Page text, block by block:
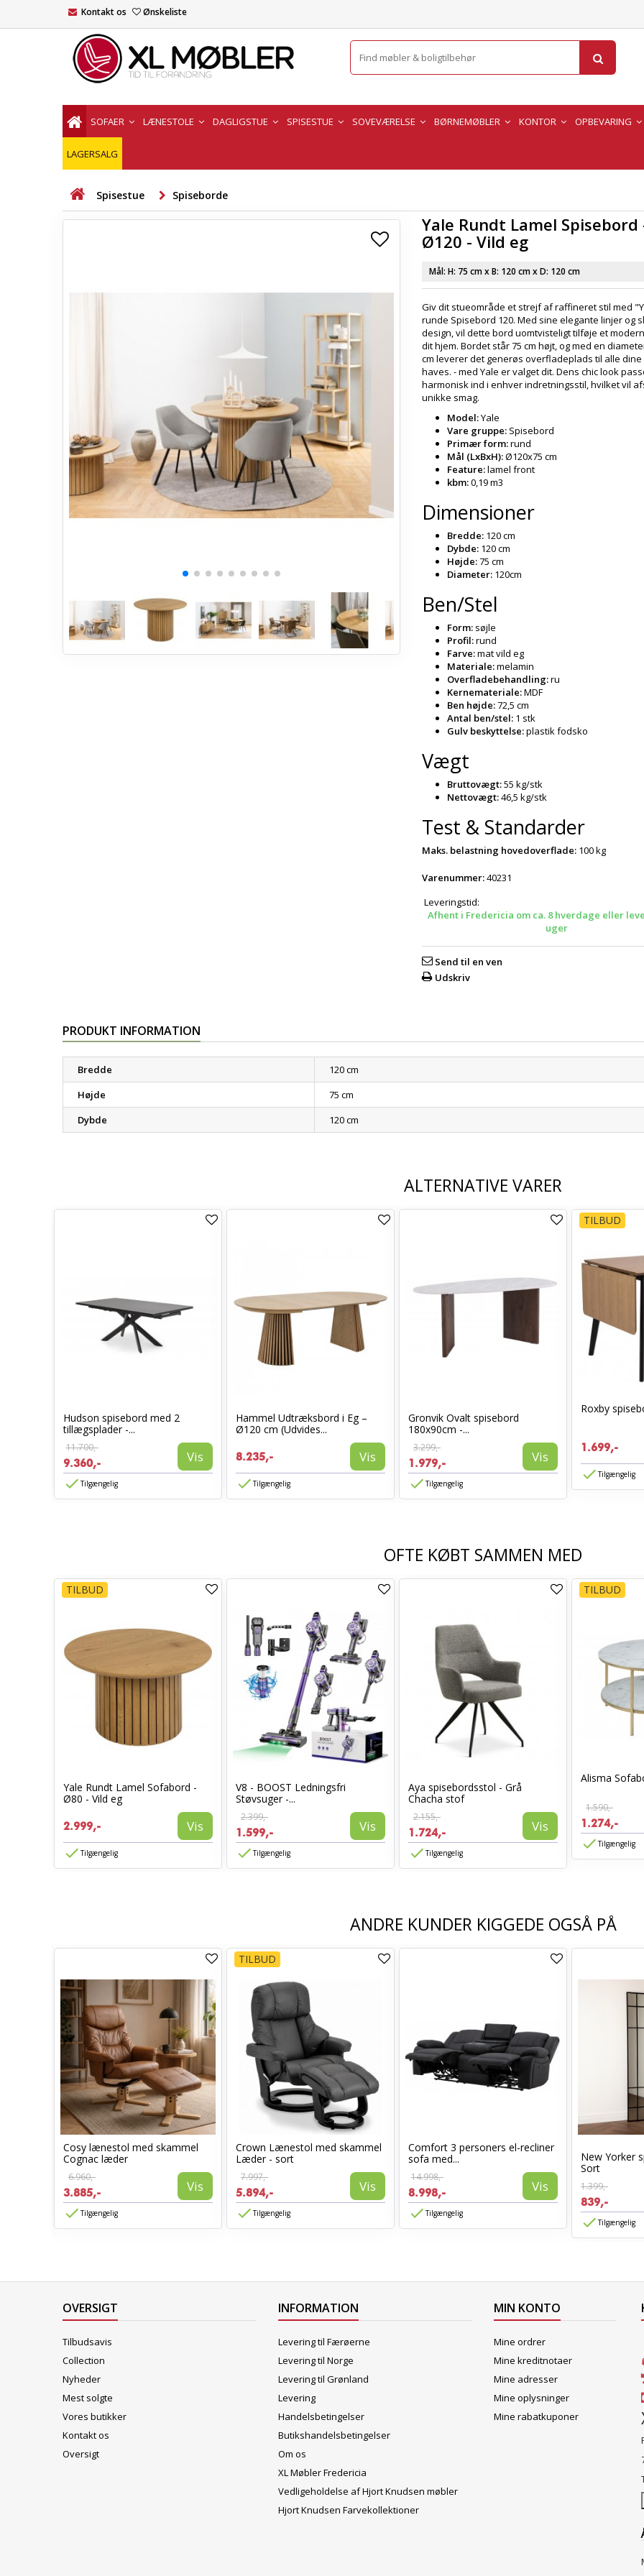
Kontakt os Ønskeliste
SOFAER LÆNESTOLE DAGLIGSTUE SPISESTUE SOVEVÆRELSE BØRNEMØBLER KONTOR OPBEVARING
LAGERSALG
Spisestue Spiseborde
Yale Rundt Lamel Spisebord
Ø120 - Vild eg
Mål: H: 75 cmx B: 120 cmx D: 120 cm
Giv dit stueområde et strejf af raffineret stil med
runde Spisebord 120. Med sine elegante linjer og
design, vil dette bord uomtvisteligt tilføje et
dit hjem. Bordet står 75 cm højt, og med en
cm leverer det generøs overfladeplads til alle dine
haves. - med Yale er valget dit. Dens chic look
harmonisk ind i enhver indretningsstil, hvilket vil
unikke smag.
Model:Yale
Vare gruppe: Spisebord
Primær form:rund
Mål (LxBxH):Ø120x75 cm
Feature:lamel front
kbm:0,19 m3
Dimensioner
Bredde: 120 cm
Dybde: 120 cm
Højde:75 cm
Diameter: 120cm
Ben/Stel
Form: søjle
Profil:rund
Farve:mat vild eg
Materiale:melamin
Overfladebehandling:ru
Kernemateriale:MDF
Ben højde:72,5 cm
Antal ben/stel: 1 stk
Gulv beskyttelse:plastik fodsko
Vægt
Bruttovægt:55 kg/stk
Nettovægt:46,5 kg/stk
Test & Standarder
Maks. belastning hovedoverflade: 100 kg
Varenummer:40231
Leveringstid:
Afhent i Fredericia om ca. 8 hverdage eller
uger
Send til en ven
Udskriv
PRODUKT INFORMATION
Bredde
120 cm
Højde
75 cm
Dybde
120 cm
ALTERNATIVE VARER
Hudson spisebord med 2
tillægsplader -...
11.700,-
9.360,- Vis
Tilgængelig
Hammel Udtræksbord i Eg –
Ø120 cm (Udvides...
8.235,- Vis
Tilgængelig
Gronvik Ovalt spisebord
180x90cm -...
3.299,-
1.979,- Vis
Tilgængelig
TILBUD
Roxby
1.699,-
Tilgængelig
OFTE KØBT SAMMEN MED
TILBUD
Yale Rundt Lamel Sofabord -
Ø80 - Vild eg
2.999,- Vis
Tilgængelig
V8 - BOOST Ledningsfri
Støvsuger -...
2.399,-
1.599,- Vis
Tilgængelig
Aya spisebordsstol - Grå
Chacha stof
2.155,-
1.724,- Vis
Tilgængelig
TILBUD
Alisma
1.590,-
1.274,-
Tilgængelig
ANDRE KUNDER KIGGEDE OGSÅ PÅ
Cosy lænestol med skammel
Cognac læder
6.960,-
3.885,- Vis
Tilgængelig
TILBUD
Crown Lænestol med skammel
Læder - sort
7.997,-
5.894,- Vis
Tilgængelig
Comfort 3 personers el-recliner
sofa med...
14.998,-
8.998,- Vis
Tilgængelig
New Yorker
Sort
1.399,-
839,-
Tilgængelig
OVERSIGT
Tilbudsavis
Collection
Nyheder
Mest solgte
Vores butikker
Kontakt os
Oversigt
INFORMATION
Levering til Færøerne
Levering til Norge
Levering til Grønland
Levering
Handelsbetingelser
Butikshandelsbetingelser
Om os
XL Møbler Fredericia
Vedligeholdelse af Hjort Knudsen møbler
Hjort Knudsen Farvekollektioner
MIN KONTO
Mine ordrer
Mine kreditnotaer
Mine adresser
Mine oplysninger
Mine rabatkuponer